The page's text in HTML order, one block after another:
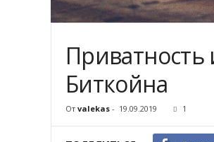
Биткойна
От valekas - 19.09.2019 1